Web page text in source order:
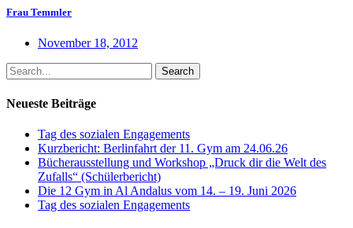
Frau Temmler
November 18, 2012
Search
Neueste Beiträge
Tag des sozialen Engagements
Kurzbericht: Berlinfahrt der 11. Gym am 24.06.26
Bücherausstellung und Workshop „Druck dir die Welt des
Zufalls“ (Schülerbericht)
Die 12 Gym in Al Andalus vom 14. – 19. Juni 2026
Tag des sozialen Engagements